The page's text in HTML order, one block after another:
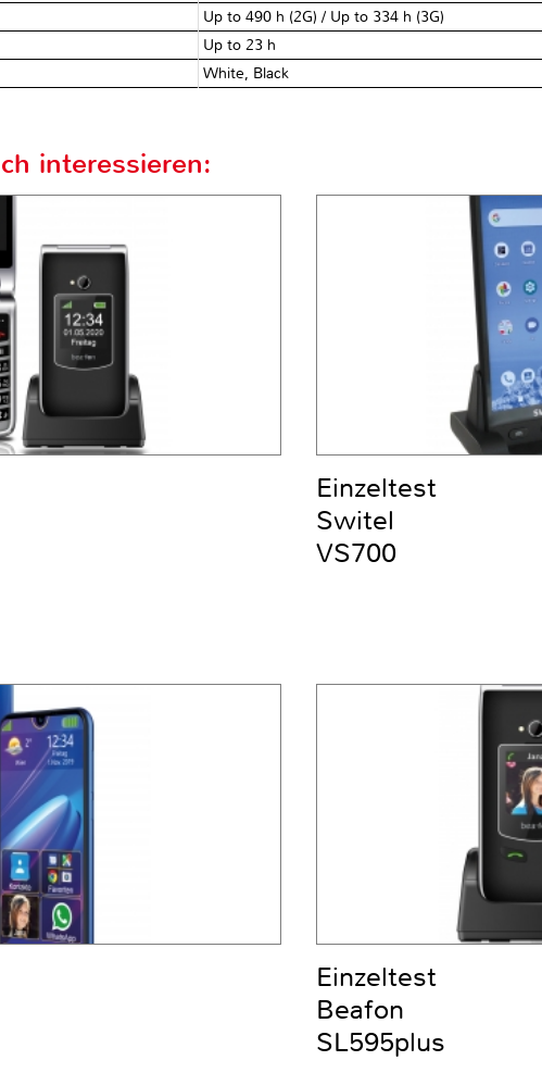
Up to 490 h (2G) / Up to 334 h (3G)
Up to 23 h
White, Black
interessieren:
Einzeltest
Switel
VS700
Einzeltest
Beafon
SL595plus